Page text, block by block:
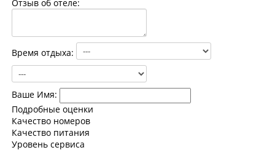
Отзыв об отеле:
Время отдыха:
Ваше Имя:
Подробные оценки
Качество номеров
Качество питания
Уровень сервиса